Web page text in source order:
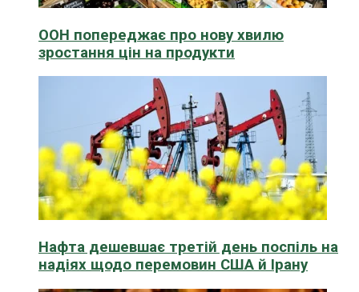
ООН попереджає про нову хвилю
зростання цін на продукти
Нафта дешевшає третій день поспіль на
надіях щодо перемовин США й Ірану